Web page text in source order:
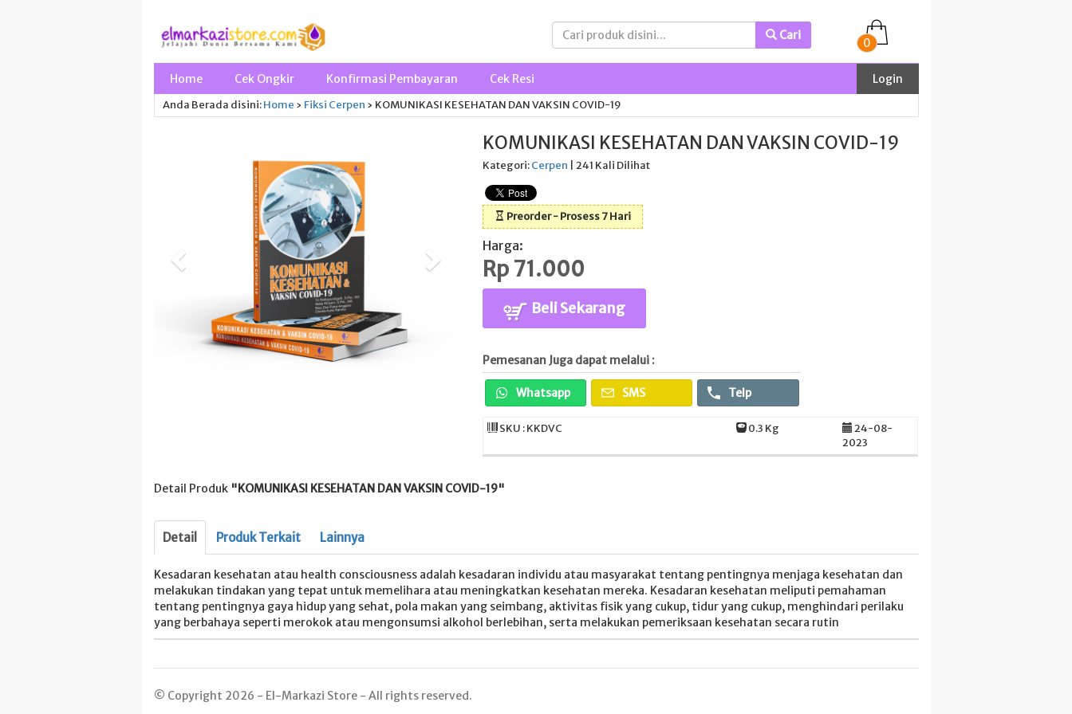
Cari
0
Home Cek Ongkir Konfirmasi Pembayaran Cek Resi Login
Anda Berada disini: Home › Fiksi Cerpen › KOMUNIKASI KESEHATAN DAN VAKSIN COVID-19
KOMUNIKASI KESEHATAN DAN VAKSIN COVID-19
Kategori:Cerpen | 241 Kali Dilihat
Preorder - Prosess 7 Hari
Harga:
Rp 71.000
Beli Sekarang
Pemesanan Juga dapat melalui :
Whatsapp SMS Telp
SKU : KKDVC 0.3 Kg
24-08-
2023
Detail Produk "KOMUNIKASI KESEHATAN DAN VAKSIN COVID-19"
Detail Produk Terkait Lainnya
Kesadaran kesehatan atau health consciousness adalah kesadaran individu atau masyarakat tentang pentingnya menjaga kesehatan dan
melakukan tindakan yang tepat untuk memelihara atau meningkatkan kesehatan mereka. Kesadaran kesehatan meliputi pemahaman
tentang pentingnya gaya hidup yang sehat, pola makan yang seimbang, aktivitas fisik yang cukup, tidur yang cukup, menghindari perilaku
yang berbahaya seperti merokok atau mengonsumsi alkohol berlebihan, serta melakukan pemeriksaan kesehatan secara rutin
© Copyright 2026 - El-Markazi Store - All rights reserved.